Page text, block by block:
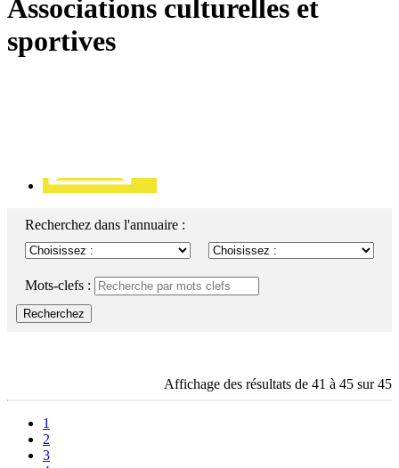
Associations culturelles et
sportives
Recherchez dans l'annuaire :
Mots-clefs :
Recherchez
Affichage des résultats de 41 à 45 sur 45
1
2
3